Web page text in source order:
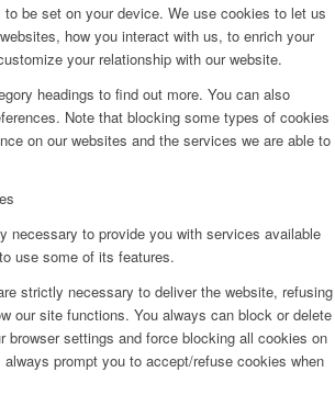
be set on your device. We use cookies to let us
how you interact with us, to enrich your
your relationship with our website.
headings to find out more. You can also
Note that blocking some types of cookies
on our websites and the services we are able to
necessary to provide you with services available
use some of its features.
strictly necessary to deliver the website, refusing
our site functions. You always can block or delete
browser settings and force blocking all cookies on
prompt you to accept/refuse cookies when